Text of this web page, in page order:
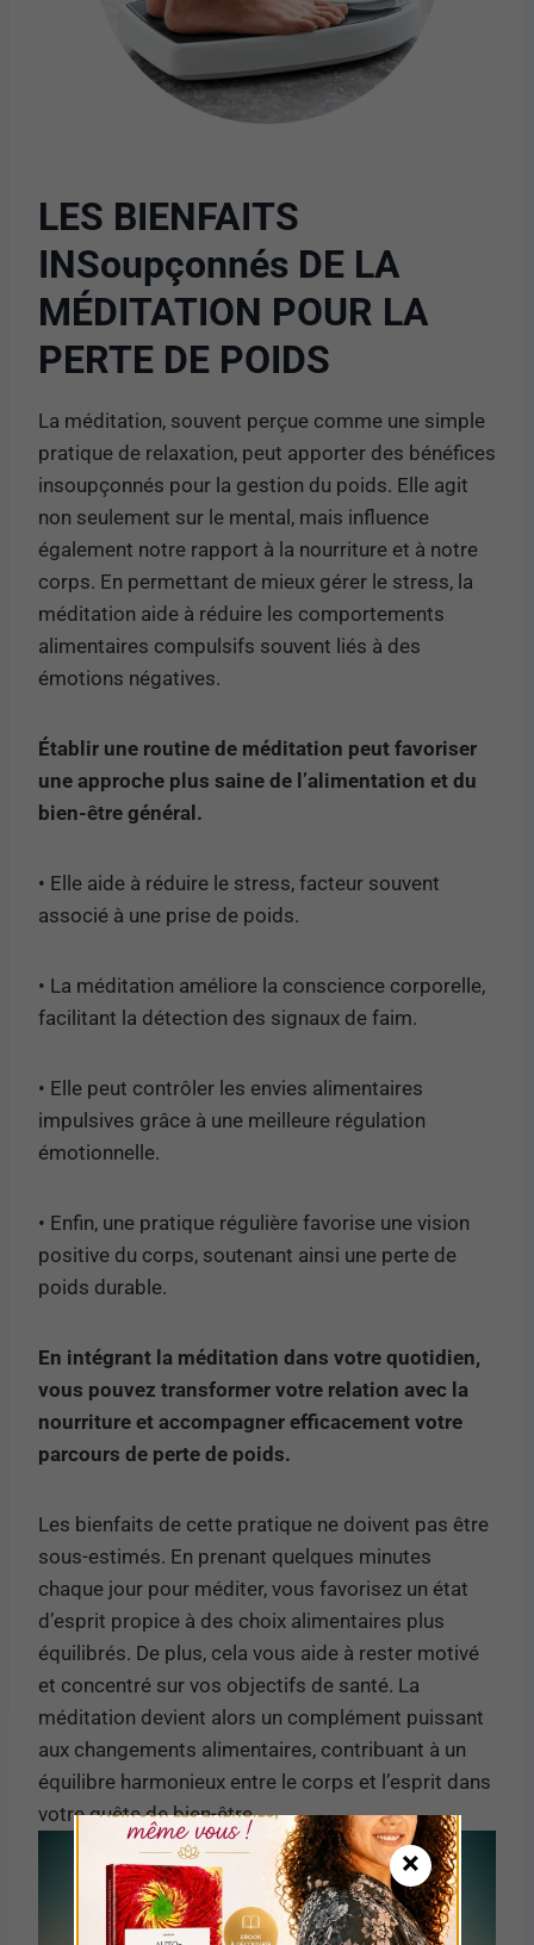
LES BIENFAITS
INSoupçonnés DE LA
MÉDITATION POUR LA
PERTE DE POIDS
La méditation, souvent perçue comme une simple
pratique de relaxation, peut apporter des bénéfices
insoupçonnés pour la gestion du poids. Elle agit
non seulement sur le mental, mais influence
également notre rapport à la nourriture et à notre
corps. En permettant de mieux gérer le stress, la
méditation aide à réduire les comportements
alimentaires compulsifs souvent liés à des
émotions négatives.
Établir une routine de méditation peut favoriser
une approche plus saine de l’alimentation et du
bien-être général.
• Elle aide à réduire le stress, facteur souvent
associé à une prise de poids.
• La méditation améliore la conscience corporelle,
facilitant la détection des signaux de faim.
• Elle peut contrôler les envies alimentaires
impulsives grâce à une meilleure régulation
émotionnelle.
• Enfin, une pratique régulière favorise une vision
positive du corps, soutenant ainsi une perte de
poids durable.
En intégrant la méditation dans votre quotidien,
vous pouvez transformer votre relation avec la
nourriture et accompagner efficacement votre
parcours de perte de poids.
Les bienfaits de cette pratique ne doivent pas être
sous-estimés. En prenant quelques minutes
chaque jour pour méditer, vous favorisez un état
d’esprit propice à des choix alimentaires plus
équilibrés. De plus, cela vous aide à rester motivé
et concentré sur vos objectifs de santé. La
méditation devient alors un complément puissant
aux changements alimentaires, contribuant à un
équilibre harmonieux entre le corps et l’esprit dans
votre quête de bien-être.
×